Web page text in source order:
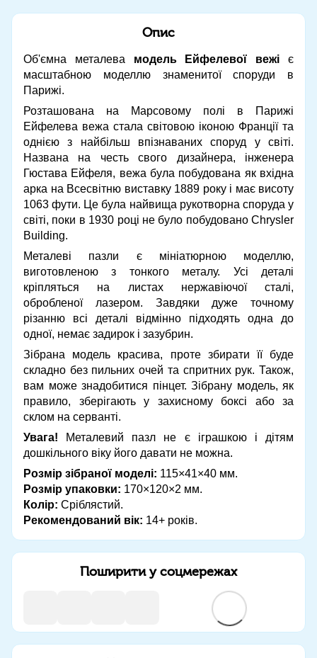
Опис
Об'ємна металева модель Ейфелевої вежі є
масштабною моделлю знаменитої споруди в
Парижі.
Розташована на Марсовому полі в Парижі
Ейфелева вежа стала світовою іконою Франції та
однією з найбільш впізнаваних споруд у світі.
Названа на честь свого дизайнера, інженера
Гюстава Ейфеля, вежа була побудована як вхідна
арка на Всесвітню виставку 1889 року і має висоту
1063 фути. Це була найвища рукотворна споруда у
світі, поки в 1930 році не було побудовано Chrysler
Building.
Металеві пазли є мініатюрною моделлю,
виготовленою з тонкого металу. Усі деталі
кріпляться на листах нержавіючої сталі,
обробленої лазером. Завдяки дуже точному
різанню всі деталі відмінно підходять одна до
одної, немає задирок і зазубрин.
Зібрана модель красива, проте збирати її буде
складно без пильних очей та спритних рук. Також,
вам може знадобитися пінцет. Зібрану модель, як
правило, зберігають у захисному боксі або за
склом на серванті.
Увага! Металевий пазл не є іграшкою і дітям
дошкільного віку його давати не можна.
Розмір зібраної моделі: 115×41×40 мм.
Розмір упаковки: 170×120×2 мм.
Колір: Сріблястий.
Рекомендований вік: 14+ років.
Поширити у соцмережах